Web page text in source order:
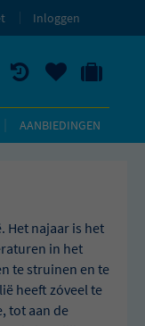
UW BEWAARDE REIZEN
AANBIEDINGEN
Inloggen
Het najaar is het
in het
te struinen en te
heeft zóveel te
tot aan de